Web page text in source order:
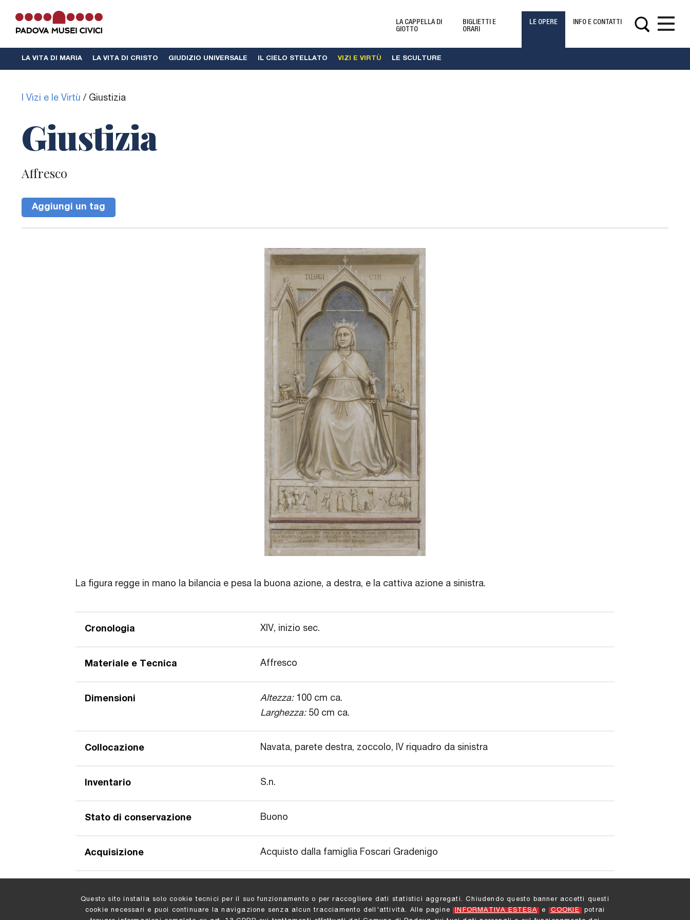
LA CAPPELLA DI
GIOTTO
BIGLIETTI E
ORARI
LE OPERE INFO E CONTATTI
LA VITA DI MARIA LA VITA DI CRISTO GIUDIZIO UNIVERSALE IL CIELO STELLATO VIZI E VIRTÙ LE SCULTURE
Musei e Biblioteche di Padova.
I Vizi e le Virtù / Giustizia
Giustizia
Affresco
Aggiungi un tag
La figura regge in mano la bilancia e pesa la buona azione, a destra, e la cattiva azione a sinistra.
Cronologia XIV, inizio sec.
Materiale e Tecnica Affresco
Dimensioni Altezza: 100 cm ca.
Larghezza: 50 cm ca.
Collocazione Navata, parete destra, zoccolo, IV riquadro da sinistra
Inventario S.n.
Stato di conservazione Buono
Acquisizione Acquisto dalla famiglia Foscari Gradenigo
Questo sito installa solo cookie tecnici per il suo funzionamento o per raccogliere dati statistici aggregati. Chiudendo questo banner accetti questi
cookie necessari e puoi continuare la navigazione senza alcun tracciamento dell'attività. Alle pagine
INFORMATIVA ESTESA e COOKIE
potrai